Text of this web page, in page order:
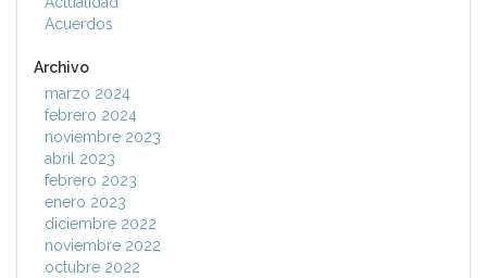
Acuerdos
Archivo
marzo 2024
febrero 2024
noviembre 2023
abril 2023
febrero 2023
enero 2023
diciembre 2022
noviembre 2022
octubre 2022